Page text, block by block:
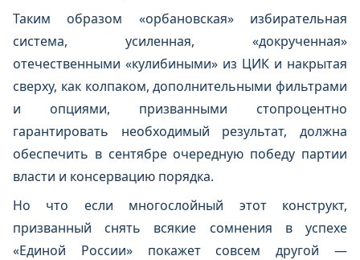
Таким образом «орбановская» избирательная
система, усиленная, «докрученная»
отечественными «кулибиными» из ЦИК и накрытая
сверху, как колпаком, дополнительными фильтрами
и опциями, призванными стопроцентно
гарантировать необходимый результат, должна
обеспечить в сентябре очередную победу партии
власти и консервацию порядка.
Но что если многослойный этот конструкт,
призванный снять всякие сомнения в успехе
«Единой России» покажет совсем другой —